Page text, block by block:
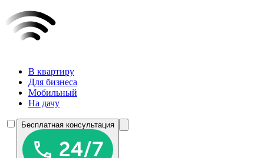
В квартиру
Для бизнеса
Мобильный
На дачу
Бесплатная консультация